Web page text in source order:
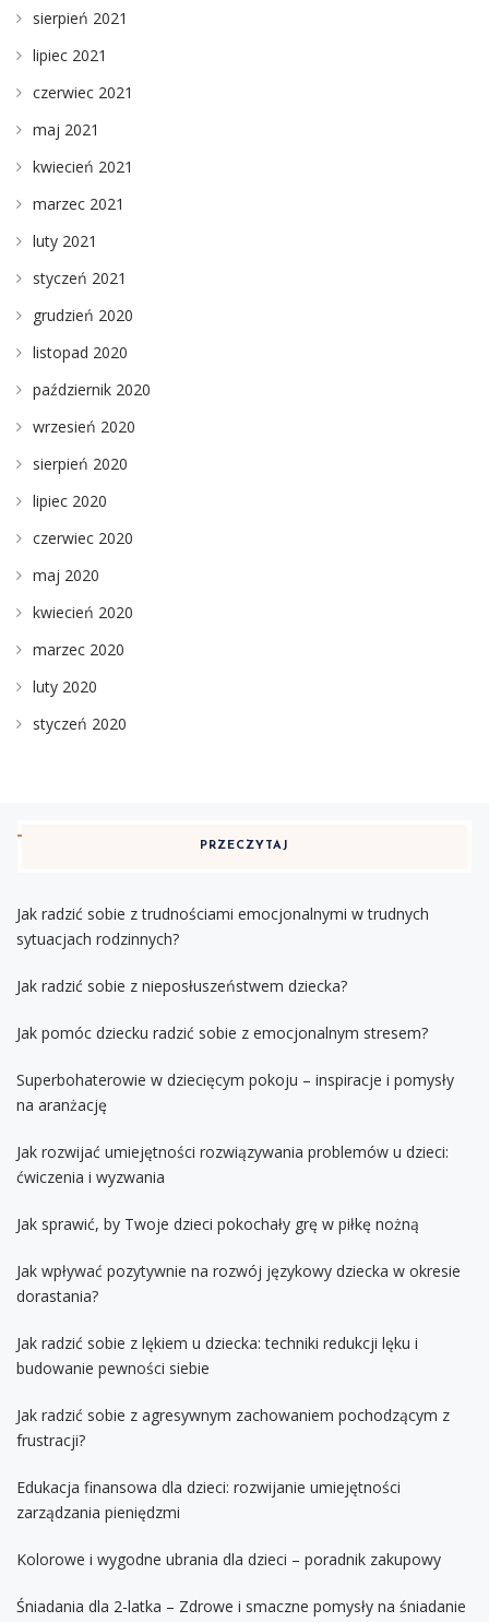
sierpień 2021
lipiec 2021
czerwiec 2021
maj 2021
kwiecień 2021
marzec 2021
luty 2021
styczeń 2021
grudzień 2020
listopad 2020
październik 2020
wrzesień 2020
sierpień 2020
lipiec 2020
czerwiec 2020
maj 2020
kwiecień 2020
marzec 2020
luty 2020
styczeń 2020
PRZECZYTAJ
Jak radzić sobie z trudnościami emocjonalnymi w trudnych
sytuacjach rodzinnych?
Jak radzić sobie z nieposłuszeństwem dziecka?
Jak pomóc dziecku radzić sobie z emocjonalnym stresem?
Superbohaterowie w dziecięcym pokoju – inspiracje i pomysły
na aranżację
Jak rozwijać umiejętności rozwiązywania problemów u dzieci:
ćwiczenia i wyzwania
Jak sprawić, by Twoje dzieci pokochały grę w piłkę nożną
Jak wpływać pozytywnie na rozwój językowy dziecka w okresie
dorastania?
Jak radzić sobie z lękiem u dziecka: techniki redukcji lęku i
budowanie pewności siebie
Jak radzić sobie z agresywnym zachowaniem pochodzącym z
frustracji?
Edukacja finansowa dla dzieci: rozwijanie umiejętności
zarządzania pieniędzmi
Kolorowe i wygodne ubrania dla dzieci – poradnik zakupowy
Śniadania dla 2-latka – Zdrowe i smaczne pomysły na śniadanie